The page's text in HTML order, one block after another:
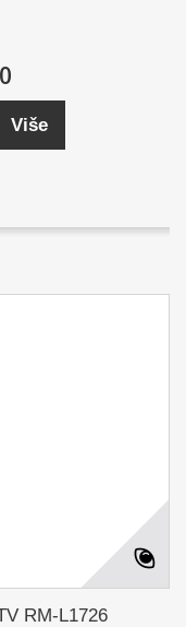
Više
RM-L1726